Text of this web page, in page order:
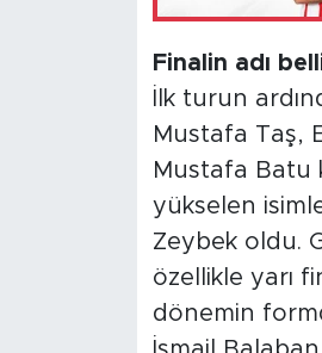
Finalin adı
İlk turun
Mustafa Taş,
Mustafa Batu
yükselen
Zeybek oldu.
özellikle yarı
dönemin